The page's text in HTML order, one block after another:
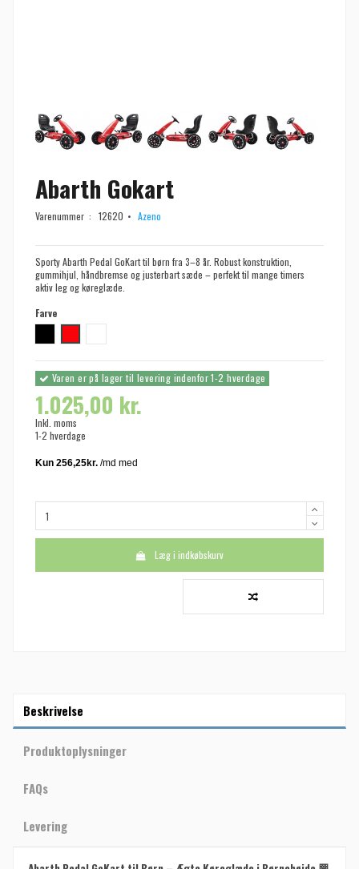
Abarth Gokart
Varenummer : 12620 Azeno
Sporty Abarth Pedal GoKart til børn fra 3–8 år. Robust konstruktion,
gummihjul, håndbremse og justerbart sæde – perfekt til mange timers
aktiv leg og køreglæde.
Farve
Varen er på lager til levering indenfor 1-2 hverdage
1.025,00 kr.
Inkl. moms
1-2 hverdage
Læg i indkøbskurv
Beskrivelse
Produktoplysninger
FAQs
Levering